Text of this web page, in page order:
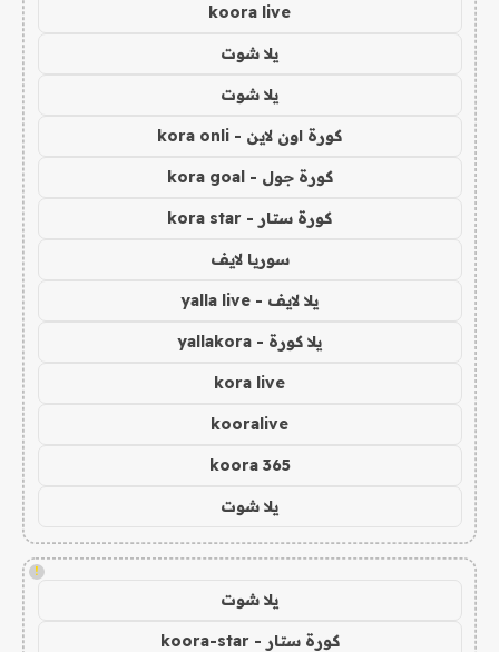
koora live
يلا شوت
يلا شوت
كورة اون لاين - kora onli
كورة جول - kora goal
كورة ستار - kora star
سوريا لايف
يلا لايف - yalla live
يلا كورة - yallakora
kora live
kooralive
koora 365
يلا شوت
!
يلا شوت
كورة ستار - koora-star